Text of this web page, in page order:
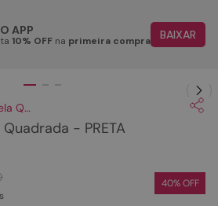
APP
10% OFF na primeira compra BAIXAR
Cinto Couro Fivela Quadrada - PRETA
- PRETA
40% OFF